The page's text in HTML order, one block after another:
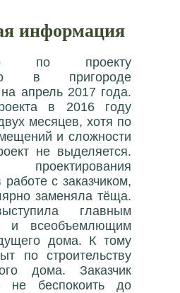
информация
по проекту
в пригороде
апрель 2017 года.
в 2016 году
месяцев, хотя по
и сложности
не выделяется.
с заказчиком,
заменяла тёща.
главным
и всеобъемлющим
дома. К тому
по строительству
дома. Заказчик
не беспокоить до